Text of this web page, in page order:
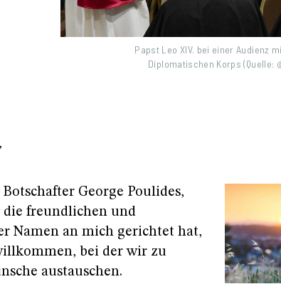
Papst Leo XIV. bei einer Audienz
Diplomatischen Korps (Quelle:
George Poulides,
die freundlichen und
Namen an mich gerichtet hat,
bei der wir zu
austauschen.